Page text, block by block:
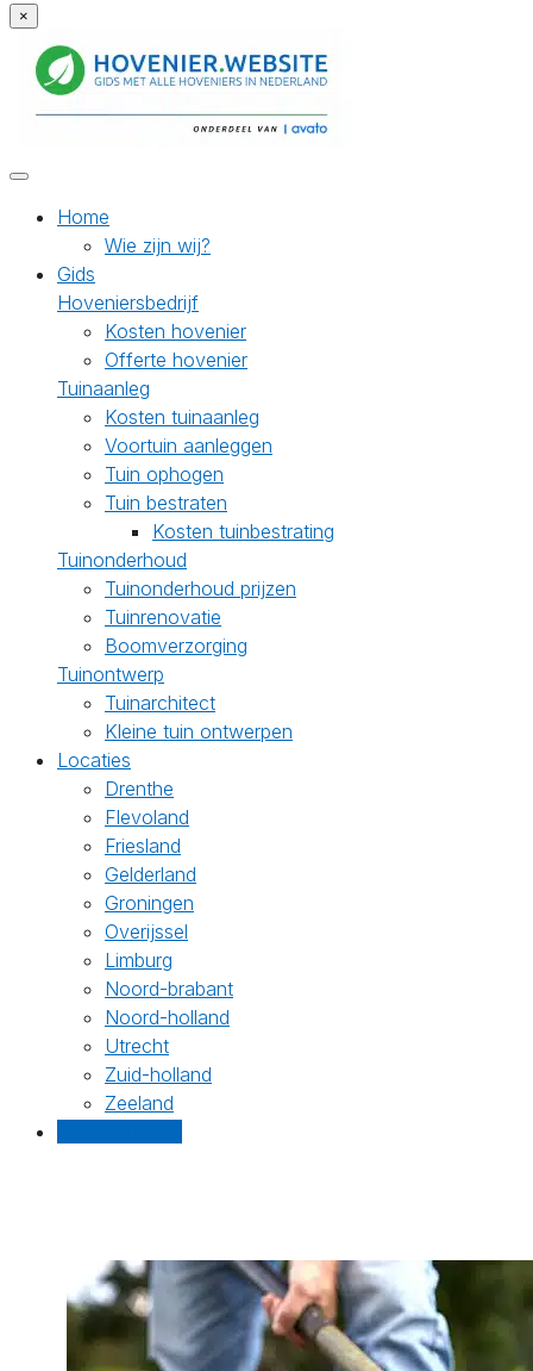
×
Home
Wie zijn wij?
Gids
Hoveniersbedrijf
Kosten hovenier
Offerte hovenier
Tuinaanleg
Kosten tuinaanleg
Voortuin aanleggen
Tuin ophogen
Tuin bestraten
Kosten tuinbestrating
Tuinonderhoud
Tuinonderhoud prijzen
Tuinrenovatie
Boomverzorging
Tuinontwerp
Tuinarchitect
Kleine tuin ontwerpen
Locaties
Drenthe
Flevoland
Friesland
Gelderland
Groningen
Overijssel
Limburg
Noord-brabant
Noord-holland
Utrecht
Zuid-holland
Zeeland